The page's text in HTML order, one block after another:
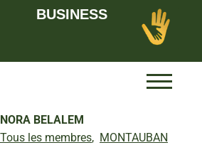
BUSINESS
NORA BELALEM
Tous les membres, MONTAUBAN